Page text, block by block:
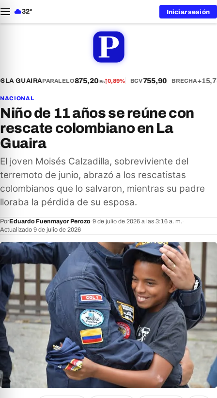
32° Iniciar sesión
LA GUAIRAPARALELO875,20Bs↑0,89% BCV755,90 BRECHA
NACIONAL
Niño de 11 años se reúne con
rescate colombiano en La
Guaira
El joven Moisés Calzadilla, sobreviviente del
terremoto de junio, abrazó a los rescatistas
colombianos que lo salvaron, mientras su padre
lloraba la pérdida de su esposa.
PorEduardo Fuenmayor Perozo 9 de julio de 2026 a las 3:16 a. m.
Actualizado 9 de julio de 2026